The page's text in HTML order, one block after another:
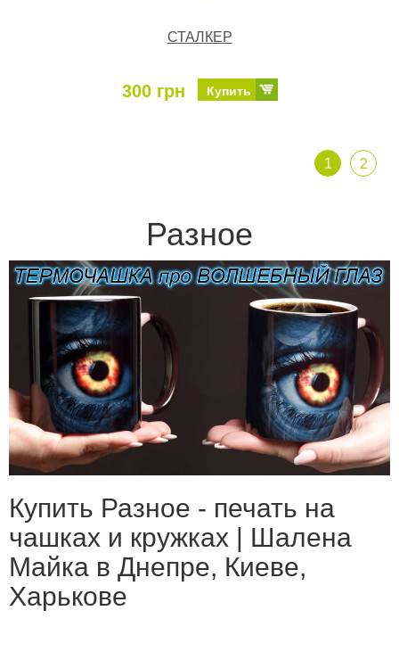
СТАЛКЕР
300 грн Купить
1 2
Разное
Купить Разное - печать на
чашках и кружках | Шалена
Майка в Днепре, Киеве,
Харькове